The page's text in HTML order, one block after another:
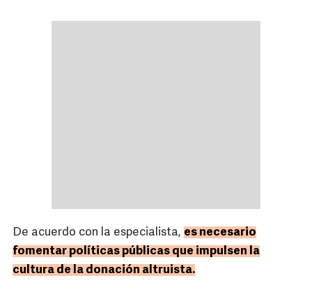
De acuerdo con la especialista, es necesario
fomentar políticas públicas que impulsen la
cultura de la donación altruista.